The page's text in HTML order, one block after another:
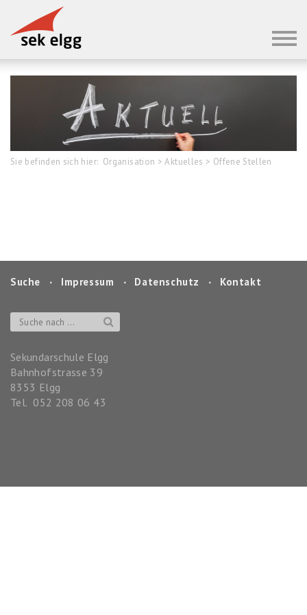
Sie befinden sich hier: Organisation > Aktuelles > Offene Stellen
Suche ‧ Impressum ‧ Datenschutz ‧ Kontakt
Sekundarschule Elgg
Bahnhofstrasse 39
8353 Elgg
Tel. 052 208 06 43